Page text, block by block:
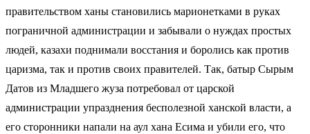
правительством ханы становились марионетками в руках
пограничной администрации и забывали о нуждах простых
людей, казахи поднимали восстания и боролись как против
царизма, так и против своих правителей. Так, батыр Сырым
Датов из Младшего жуза потребовал от царской
администрации упразднения бесполезной ханской власти, а
его сторонники напали на аул хана Есима и убили его, что